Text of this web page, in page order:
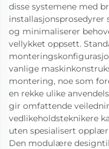
disse systemene med
og minimaliserer
vellykket oppsett.
vanlige
montering, noe som
en rekke ulike
gir omfattende
vedlikeholdsteknikere
uten spesialisert
Den modulære